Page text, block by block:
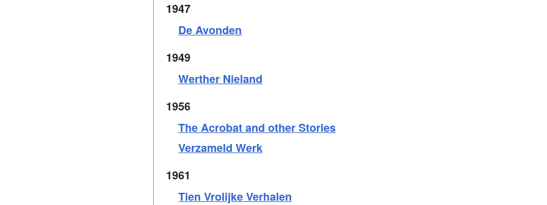
1947
De Avonden
1949
Werther Nieland
1956
The Acrobat and other Stories
Verzameld Werk
1961
Tien Vrolijke Verhalen